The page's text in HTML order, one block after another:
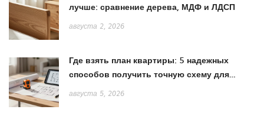
лучше: сравнение дерева, МДФ и ЛДСП
августа 2, 2026
Где взять план квартиры: 5 надежных
способов получить точную схему для
ремонта
августа 5, 2026